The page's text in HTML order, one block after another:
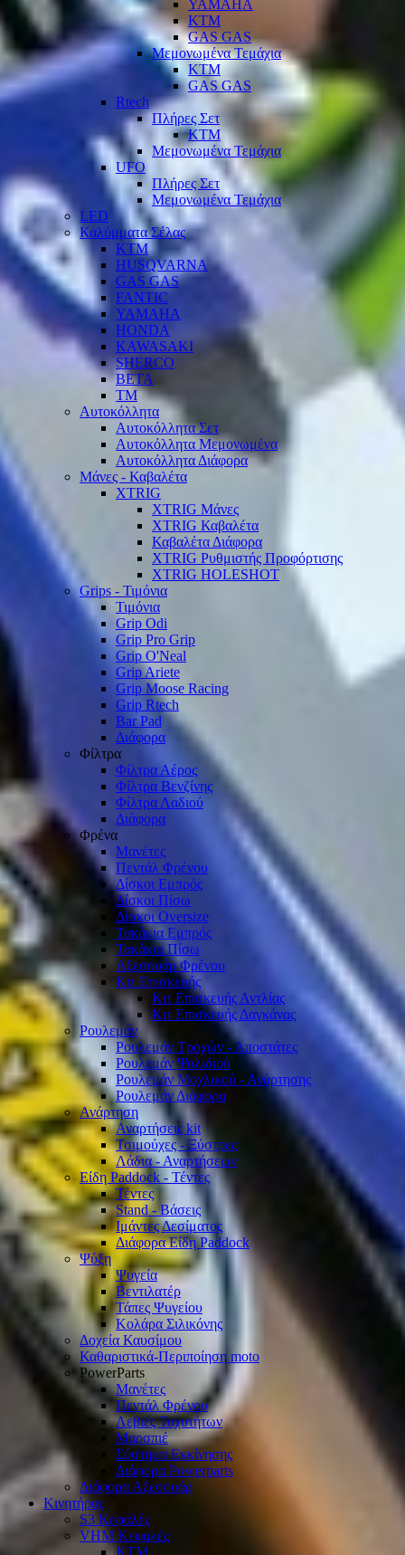
YAMAHA
KTM
GAS GAS
Μεμονωμένα Τεμάχια
KTM
GAS GAS
Rtech
Πλήρες Σετ
KTM
Μεμονωμένα Τεμάχια
UFO
Πλήρες Σετ
Μεμονωμένα Τεμάχια
LED
Καλύμματα Σέλας
KTM
HUSQVARNA
GAS GAS
FANTIC
YAMAHA
HONDA
KAWASAKI
SHERCO
BETA
TM
Αυτοκόλλητα
Αυτοκόλλητα Σετ
Αυτοκόλλητα Μεμονωμένα
Αυτοκόλλητα Διάφορα
Μάνες - Καβαλέτα
XTRIG
XTRIG Μάνες
XTRIG Καβαλέτα
Καβαλέτα Διάφορα
XTRIG Ρυθμιστής Προφόρτισης
XTRIG HOLESHOT
Grips - Τιμόνια
Τιμόνια
Grip Odi
Grip Pro Grip
Grip O'Neal
Grip Ariete
Grip Moose Racing
Grip Rtech
Bar Pad
Διάφορα
Φίλτρα
Φίλτρα Αέρος
Φίλτρα Βενζίνης
Φίλτρα Λαδιού
Διάφορα
Φρένα
Μανέτες
Πεντάλ Φρένου
Δίσκοι Εμπρός
Δίσκοι Πίσω
Δίσκοι Oversize
Τακάκια Εμπρός
Τακάκια Πίσω
Αξεσουάρ Φρένου
Κιτ Επισκευής
Κιτ Επισκευής Αντλίας
Κιτ Επισκευής Δαγκάνας
Ρουλεμάν
Ρουλεμάν Τροχών - Αποστάτες
Ρουλεμάν Ψαλιδιού
Ρουλεμάν Μοχλικού - Ανάρτησης
Ρουλεμάν Διάφορα
Ανάρτηση
Αναρτήσεις kit
Τσιμούχες - Ξύστρες
Λάδια - Αναρτήσεων
Είδη Paddock - Τέντες
Τέντες
Stand - Βάσεις
Ιμάντες Δεσίματος
Διάφορα Είδη Paddock
Ψύξη
Ψυγεία
Βεντιλατέρ
Τάπες Ψυγείου
Κολάρα Σιλικόνης
Δοχεία Καυσίμου
Καθαριστικά-Περιποίηση moto
PowerParts
Μανέτες
Πεντάλ Φρένου
Λεβιές Ταχυτήτων
Μαρσπιέ
Σύστημα Εκκίνησης
Διάφορα Powerparts
Διάφορα Αξεσουάρ
Κινητήρας
S3 Κεφαλές
VHM Κεφαλές
KTM